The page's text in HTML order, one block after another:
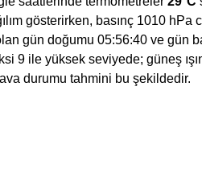
gösterirken, basınç 1010 hPa
gün doğumu 05:56:40 ve gün
9 ile yüksek seviyede; güneş
durumu tahmini bu şekildedir.